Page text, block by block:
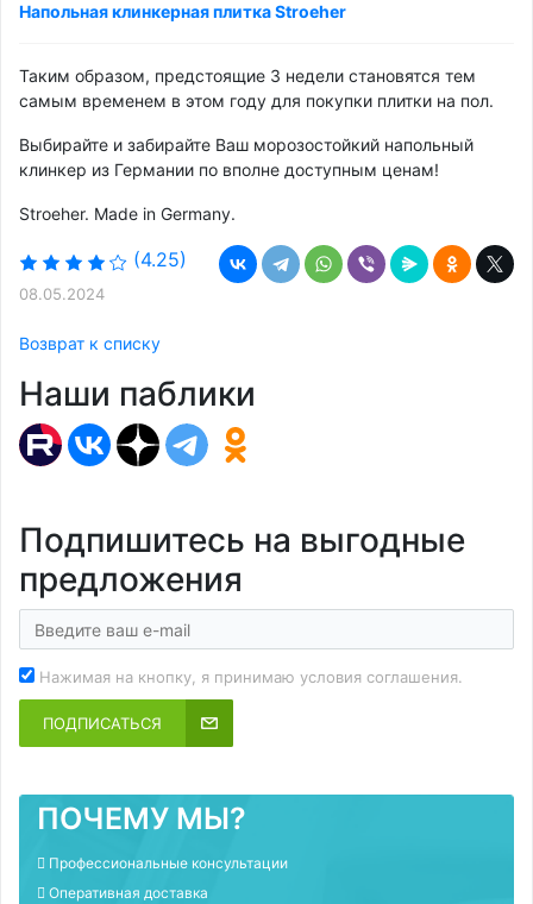
Напольная клинкерная плитка Stroeher
Таким образом, предстоящие 3 недели становятся тем
самым временем в этом году для покупки плитки на пол.
Выбирайте и забирайте Ваш морозостойкий напольный
клинкер из Германии по вполне доступным ценам!
Stroeher. Made in Germany.
(4.25)
08.05.2024
Возврат к списку
Наши паблики
Подпишитесь на выгодные
предложения
Нажимая на кнопку, я принимаю условия соглашения.
ПОДПИСАТЬСЯ
ПОЧЕМУ МЫ?
Профессиональные консультации
Оперативная доставка